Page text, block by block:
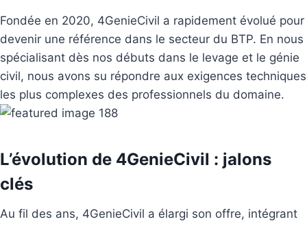
Fondée en 2020, 4GenieCivil a rapidement évolué pour
devenir une référence dans le secteur du BTP. En nous
spécialisant dès nos débuts dans le levage et le génie
civil, nous avons su répondre aux exigences techniques
les plus complexes des professionnels du domaine.
L’évolution de 4GenieCivil : jalons
clés
Au fil des ans, 4GenieCivil a élargi son offre, intégrant